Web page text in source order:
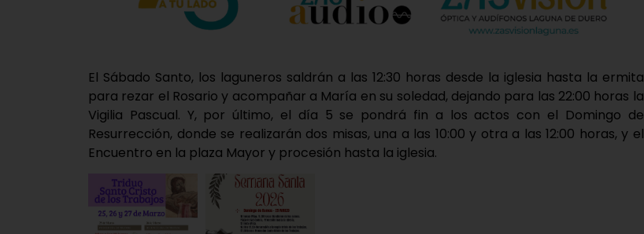
El Sábado Santo, los laguneros saldrán a las 12:30 horas desde la iglesia hasta la ermita
para rezar el Rosario y acompañar a María en su soledad, dejando para las 22:00 horas la
Vigilia Pascual. Y, por último, el día 5 se pondrá fin a los actos con el Domingo de
Resurrección, donde se realizarán dos misas, una a las 10:00 y otra a las 12:00 horas, y el
Encuentro en la plaza Mayor y procesión hasta la iglesia.